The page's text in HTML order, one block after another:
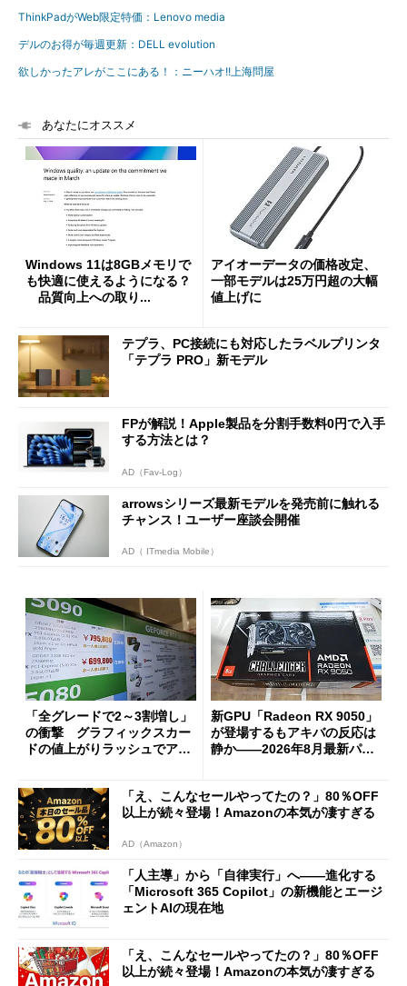
ThinkPadがWeb限定特価：Lenovo media
デルのお得が毎週更新：DELL evolution
欲しかったアレがここにある！：ニーハオ!!上海問屋
あなたにオススメ
Windows 11は8GBメモリで
も快適に使えるようになる？
品質向上への取り...
アイオーデータの価格改定、
一部モデルは25万円超の大幅
値上げに
テプラ、PC接続にも対応したラベルプリンタ
「テプラ PRO」新モデル
FPが解説！Apple製品を分割手数料0円で入手
する方法とは？
AD（Fav-Log）
arrowsシリーズ最新モデルを発売前に触れる
チャンス！ユーザー座談会開催
AD（ ITmedia Mobile）
「全グレードで2～3割増し」
の衝撃 グラフィックスカー
ドの値上がりラッシュでアキ
新GPU「Radeon RX 9050」
が登場するもアキバの反応は
静か――2026年8月最新パー
「え、こんなセールやってたの？」80％OFF
以上が続々登場！Amazonの本気が凄すぎる
AD（Amazon）
「人主導」から「自律実行」へ――進化する
「Microsoft 365 Copilot」の新機能とエージ
ェントAIの現在地
「え、こんなセールやってたの？」80％OFF
以上が続々登場！Amazonの本気が凄すぎる